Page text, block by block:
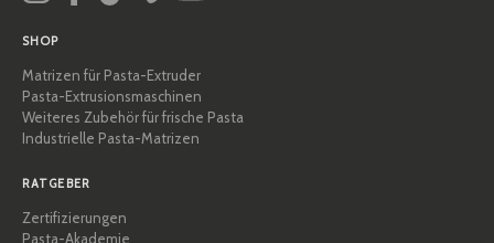
SHOP
Matrizen für Pasta-Extruder
Pasta-Extrusionsmaschinen
Weiteres Zubehör für frische Pasta
Industrielle Pasta-Matrizen
RATGEBER
Zertifizierungen
Pasta-Akademie